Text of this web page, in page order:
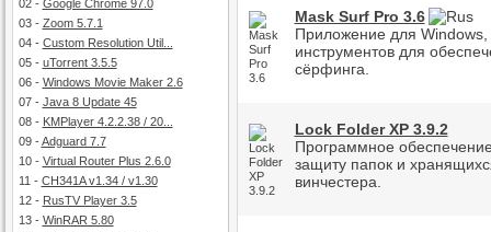
02- Google Chrome 97.0
03- Zoom 5.7.1
04- Custom Resolution Util...
05- uTorrent 3.5.5
06- Windows Movie Maker 2.6
07- Java 8 Update 45
08- KMPlayer 4.2.2.38 / 20...
09-Adguard 7.7
10- Virtual Router Plus 2.6.0
11 - CH341A v1.34 / v1.30
12- RusTV Player 3.5
13- WinRAR 5.80
Mask Surf Pro 3.6
Приложение для
инструментов для
сёрфинга.
Lock Folder XP 3.9.2
Программное
защиту папок и
винчестера.